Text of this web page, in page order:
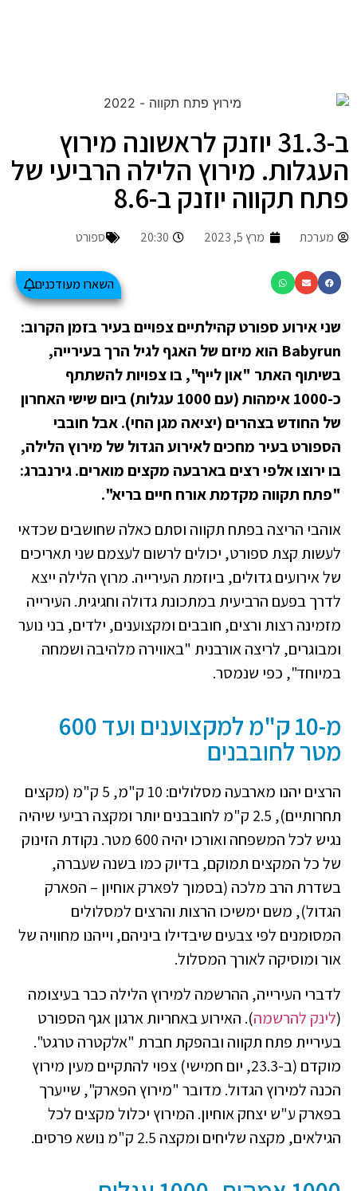
ב-31.3 יוזנק לראשונה מירוץ
העגלות. מירוץ הלילה הרביעי של
פתח תקווה יוזנק ב-8.6
מערכת מרץ 5, 2023 20:30 ספורט
השארו מעודכנים
שני אירוע ספורט קהילתיים צפויים בעיר בזמן הקרוב:
Babyrun הוא מיזם של האגף לגיל הרך בעירייה,
בשיתוף האתר "און לייף", בו צפויות להשתתף
כ-1000 אימהות (עם 1000 עגלות) ביום שישי האחרון
של החודש בצהרים (יציאה מגן החי). אבל חובבי
הספורט בעיר מחכים לאירוע הגדול של מירוץ הלילה,
בו ירוצו אלפי רצים בארבעה מקצים מוארים. גירנברג:
"פתח תקווה מקדמת אורח חיים בריא".
אוהבי הריצה בפתח תקווה וסתם כאלה שחושבים שכדאי
לעשות קצת ספורט, יכולים לרשום לעצמם שני תאריכים
של אירועים גדולים, ביוזמת העירייה. מרוץ הלילה ייצא
לדרך בפעם הרביעית במתכונת גדולה וחגיגית. העירייה
מזמינה רצות ורצים, חובבים ומקצוענים, ילדים, בני נוער
ומבוגרים, לריצה אורבנית "באווירה מלהיבה ושמחה
במיוחד", כפי שנמסר.
מ-10 ק"מ למקצוענים ועד 600
מטר לחובבנים
הרצים יהנו מארבעה מסלולים: 10 ק"מ, 5 ק"מ (מקצים
תחרותיים), 2.5 ק"מ לחובבנים יותר ומקצה רביעי שיהיה
נגיש לכל המשפחה ואורכו יהיה 600 מטר. נקודת הזינוק
של כל המקצים תמוקם, בדיוק כמו בשנה שעברה,
בשדרת הרב מלכה (בסמוך לפארק אוחיון – הפארק
הגדול), משם ימשיכו הרצות והרצים למסלולים
המסומנים לפי צבעים שיבדילו ביניהם, וייהנו מחוויה של
אור ומוסיקה לאורך המסלול.
לדברי העירייה, ההרשמה למירוץ הלילה כבר בעיצומה
(לינק להרשמה). האירוע באחריות ארגון אגף הספורט
בעיריית פתח תקווה ובהפקת חברת "אלקטרה טרגט".
מוקדם (ב-23.3, יום חמישי) צפוי להתקיים מעין מירוץ
הכנה למירוץ הגדול. מדובר "מירוץ הפארק", שייערך
בפארק ע"ש יצחק אוחיון. המירוץ יכלול מקצים לכל
הגילאים, מקצה שליחים ומקצה 2.5 ק"מ נושא פרסים.